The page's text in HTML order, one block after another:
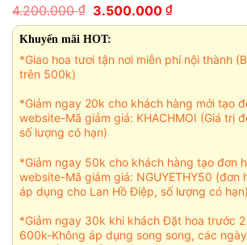
4.200.000₫ Giá
gốc
là:
4.200.000 ₫.
3.500.000 ₫Giá
hiện
3.500.000
Khuyến mãi HOT:
*Giao hoa tươi tận nơi miễn phí nội thành
trên 500k)
*Giảm ngay 20k cho khách hàng mới tạo
website-Mã giảm giá: KHACHMOI (Giá trị
số lượng có hạn)
*Giảm ngay 50k cho khách hàng tạo đơn
website-Mã giảm giá: NGUYETHY50 (đơn
áp dụng cho Lan Hồ Điệp, số lượng có hạn)
*Giảm ngay 30k khi khách Đặt hoa trước
600k-Không áp dụng song song, các